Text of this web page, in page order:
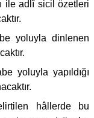
ile adlî sicil özetleri
yoluyla dinlenen
yoluyla yapıldığı
hâllerde bu